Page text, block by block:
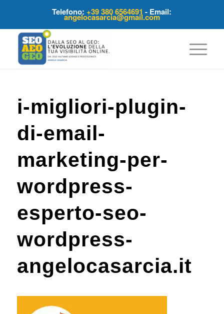
Telefono:+39 380 6564691 - Email:
angelocasarcia@gmail.com
i-migliori-plugin-
di-email-
marketing-per-
wordpress-
esperto-seo-
wordpress-
angelocasarcia.it